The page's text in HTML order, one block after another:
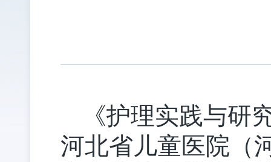
《护理实践与研
河北省儿童医院（